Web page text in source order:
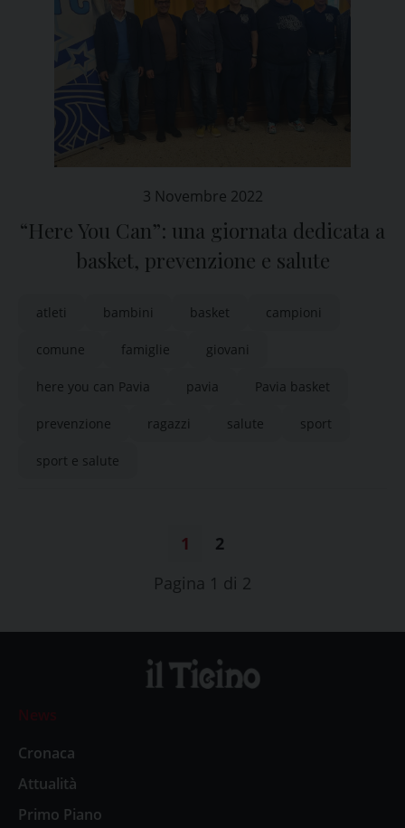
3 Novembre 2022
“Here You Can”: una giornata dedicata a
basket, prevenzione e salute
atleti bambini basket campioni
comune famiglie giovani
here you can Pavia pavia Pavia basket
prevenzione ragazzi salute sport
sport e salute
1
2
Pagina 1 di 2
News
Cronaca
Attualità
Primo Piano